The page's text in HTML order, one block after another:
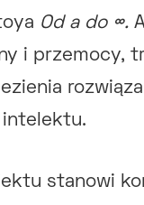
Od a do ∞.
i przemocy,
intelektu.
stanowi